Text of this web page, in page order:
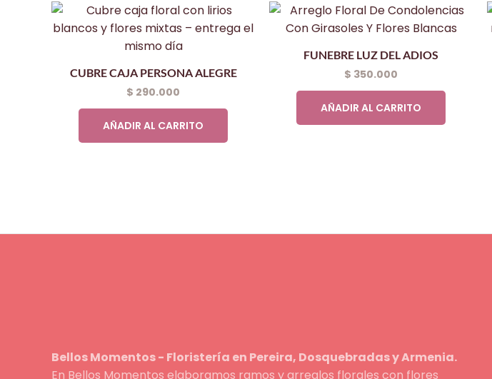
CUBRE CAJA PERSONA ALEGRE
$ 290.000
AÑADIR AL CARRITO
FUNEBRE LUZ DEL ADIOS
$ 350.000
AÑADIR AL CARRITO
Bellos Momentos - Floristería en Pereira, Dosquebradas y Armenia.
En Bellos Momentos elaboramos ramos y arreglos florales con flores